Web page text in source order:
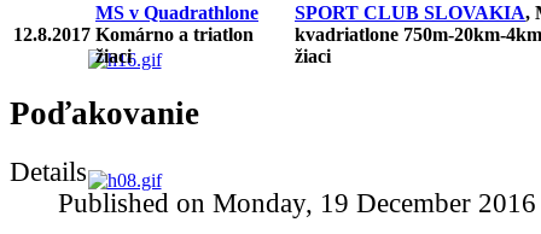
12.8.2017
MS v Quadrathlone
Komárno a triatlon
žiaci
SPORT CLUB SLOVAKIA,
kvadriatlone 750m-20km-
žiaci
Poďakovanie
Details
Published on Monday, 19 December